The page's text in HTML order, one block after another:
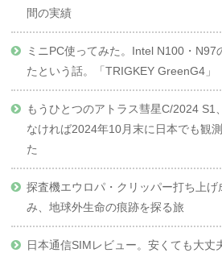
間の実績
ミニPC使ってみた。Intel N100・N97
たという話。「TRIGKEY GreenG4」
もうひとつのアトラス彗星C/2024 S1
なければ2024年10月末に日本でも観
た
探査機エウロパ・クリッパー打ち上
み、地球外生命の痕跡を探る旅
日本通信SIMレビュー。安くても大丈